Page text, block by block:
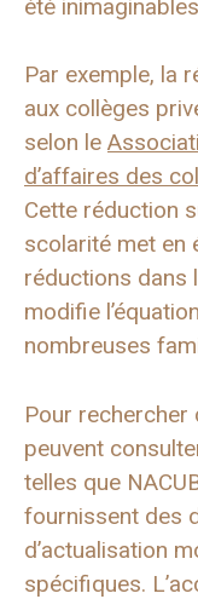
été
Par exemple, la
aux collèges
selon le
d’affaires des
Cette réduction
scolarité met en
réductions dans
modifie
nombreuses
Pour rechercher
peuvent
telles que
fournissent des
d’actualisation
spécifiques.